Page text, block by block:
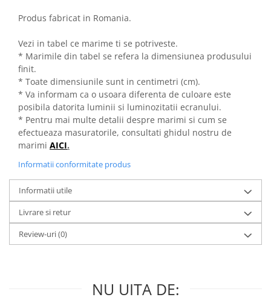
Produs fabricat in Romania.
Vezi in tabel ce marime ti se potriveste.
* Marimile din tabel se refera la dimensiunea produsului
finit.
* Toate dimensiunile sunt in centimetri (cm).
* Va informam ca o usoara diferenta de culoare este
posibila datorita luminii si luminozitatii ecranului.
* Pentru mai multe detalii despre marimi si cum se
efectueaza masuratorile, consultati ghidul nostru de
marimi AICI.
Informatii conformitate produs
Informatii utile
Livrare si retur
Review-uri(0)
NU UITA DE: